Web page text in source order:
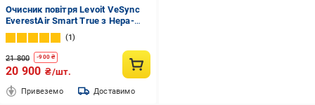
Очисник повітря Levoit VeSync
EverestAir Smart True з Нера-
фільтром
1
21 800 -900 ₴
20 900 ₴/шт.
Привеземо Доставимо